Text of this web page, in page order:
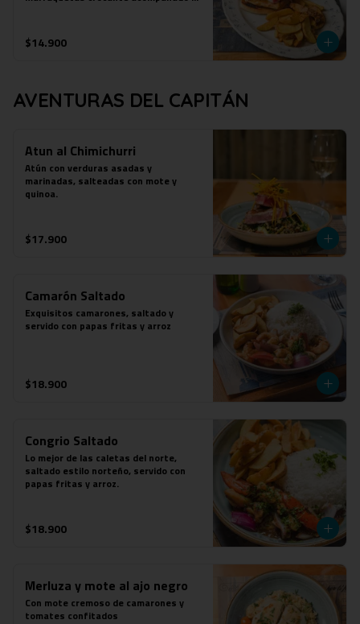
$14.900
AVENTURAS DEL CAPITÁN
Atun al Chimichurri
Atún con verduras asadas y
marinadas, salteadas con mote y
quinoa.
$17.900
Camarón Saltado
Exquisitos camarones, saltado y
servido con papas fritas y arroz
$18.900
Congrio Saltado
Lo mejor de las caletas del norte,
saltado estilo norteño, servido con
papas fritas y arroz.
$18.900
Merluza y mote al ajo negro
Con mote cremoso de camarones y
tomates confitados